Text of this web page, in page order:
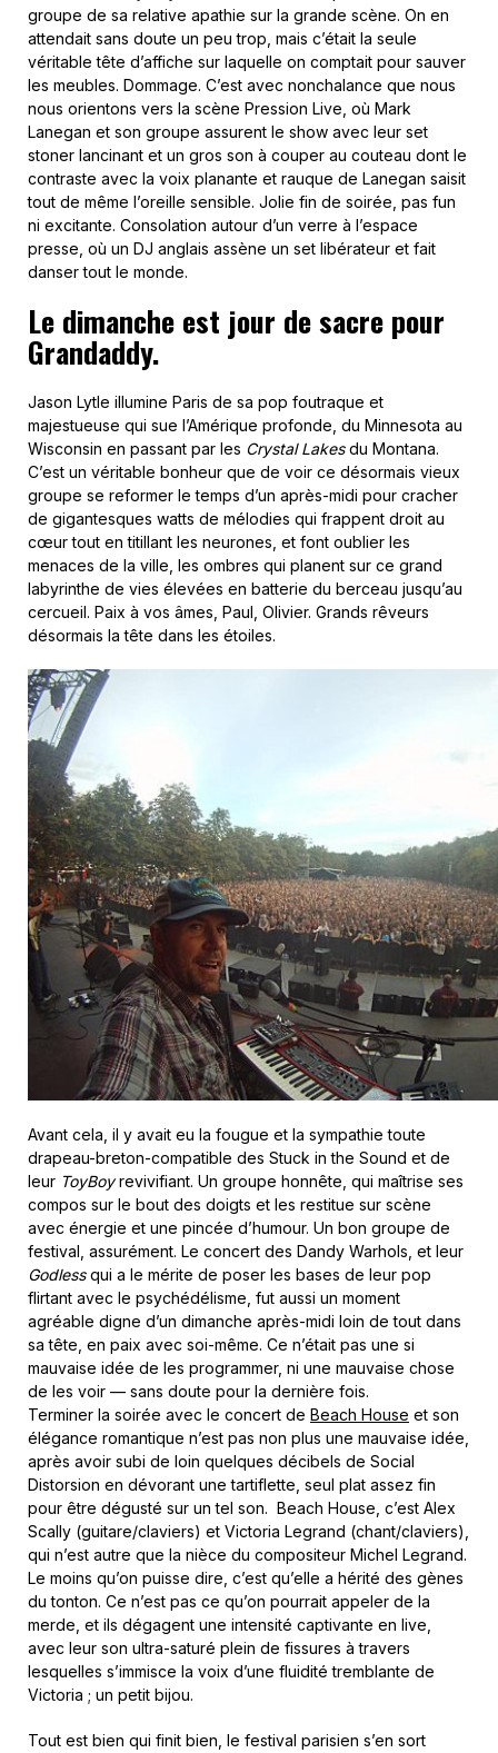
groupe de sa relative apathie sur la grande scène. On en
attendait sans doute un peu trop, mais c’était la seule
véritable tête d’affiche sur laquelle on comptait pour sauver
les meubles. Dommage. C’est avec nonchalance que nous
nous orientons vers la scène Pression Live, où Mark
Lanegan et son groupe assurent le show avec leur set
stoner lancinant et un gros son à couper au couteau dont le
contraste avec la voix planante et rauque de Lanegan saisit
tout de même l’oreille sensible. Jolie fin de soirée, pas fun
ni excitante. Consolation autour d’un verre à l’espace
presse, où un DJ anglais assène un set libérateur et fait
danser tout le monde.
Le dimanche est jour de sacre pour
Grandaddy.
Jason Lytle illumine Paris de sa pop foutraque et
majestueuse qui sue l’Amérique profonde, du Minnesota au
Wisconsin en passant par les Crystal Lakesdu Montana.
C’est un véritable bonheur que de voir ce désormais vieux
groupe se reformer le temps d’un après-midi pour cracher
de gigantesques watts de mélodies qui frappent droit au
cœur tout en titillant les neurones, et font oublier les
menaces de la ville, les ombres qui planent sur ce grand
labyrinthe de vies élevées en batterie du berceau jusqu’au
cercueil. Paix à vos âmes, Paul, Olivier. Grands rêveurs
désormais la tête dans les étoiles.
Avant cela, il y avait eu la fougue et la sympathie toute
drapeau-breton-compatible des Stuck in the Sound et de
leur ToyBoyrevivifiant. Un groupe honnête, qui maîtrise ses
compos sur le bout des doigts et les restitue sur scène
avec énergie et une pincée d’humour. Un bon groupe de
festival, assurément. Le concert des Dandy Warhols, et leur
Godlessqui a le mérite de poser les bases de leur pop
flirtant avec le psychédélisme, fut aussi un moment
agréable digne d’un dimanche après-midi loin de tout dans
sa tête, en paix avec soi-même. Ce n’était pas une si
mauvaise idée de les programmer, ni une mauvaise chose
de les voir — sans doute pour la dernière fois.
Terminer la soirée avec le concert de Beach House et son
élégance romantique n’est pas non plus une mauvaise idée,
après avoir subi de loin quelques décibels de Social
Distorsion en dévorant une tartiflette, seul plat assez fin
pour être dégusté sur un tel son. Beach House, c’est Alex
Scally (guitare/claviers) et Victoria Legrand (chant/claviers),
qui n’est autre que la nièce du compositeur Michel Legrand.
Le moins qu’on puisse dire, c’est qu’elle a hérité des gènes
du tonton. Ce n’est pas ce qu’on pourrait appeler de la
merde, et ils dégagent une intensité captivante en live,
avec leur son ultra-saturé plein de fissures à travers
lesquelles s’immisce la voix d’une fluidité tremblante de
Victoria ; un petit bijou.
Tout est bien qui finit bien, le festival parisien s’en sort